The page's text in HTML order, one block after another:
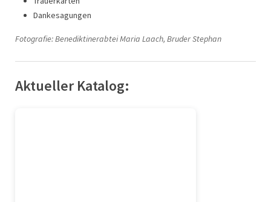
Dankesagungen
Fotografie: Benediktinerabtei Maria Laach, Bruder Stephan
Aktueller Katalog: